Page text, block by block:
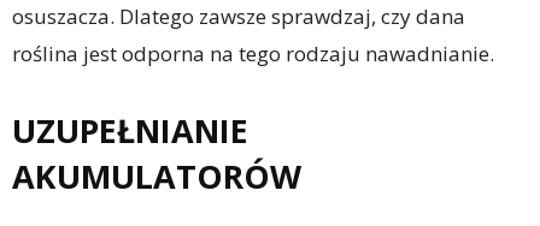
osuszacza. Dlatego zawsze sprawdzaj, czy dana
roślina jest odporna na tego rodzaju nawadnianie.
UZUPEŁNIANIE
AKUMULATORÓW